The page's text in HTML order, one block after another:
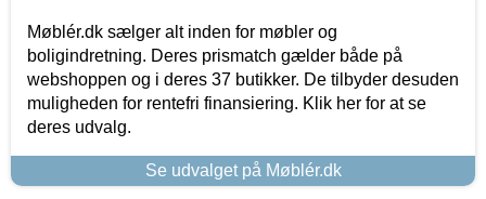
Møblér.dk sælger alt inden for møbler og
boligindretning. Deres prismatch gælder både på
webshoppen og i deres 37 butikker. De tilbyder desuden
muligheden for rentefri finansiering. Klik her for at se
deres udvalg.
Se udvalget på Møblér.dk